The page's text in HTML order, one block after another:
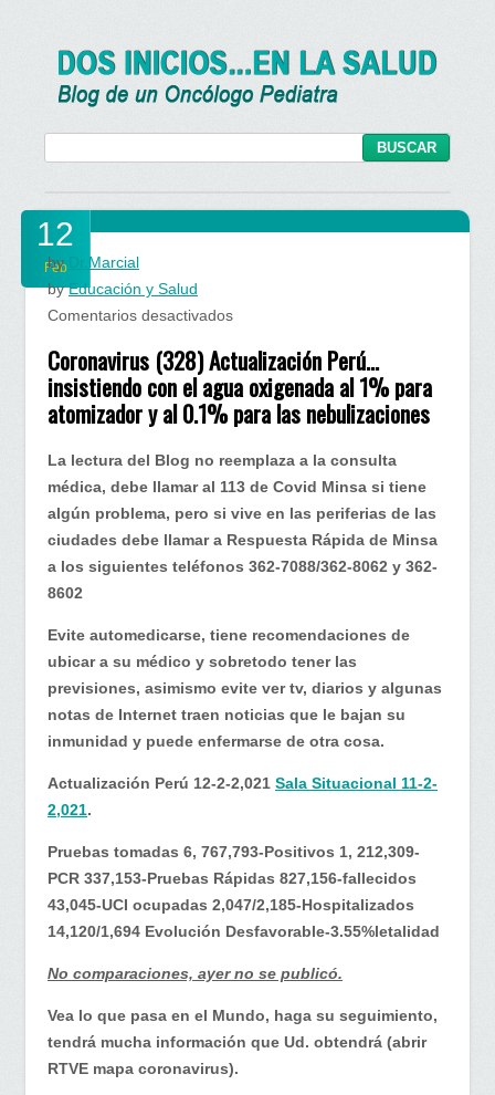
12
Feb
by
Dr.Marcial
byEducación y Salud
Comentarios desactivadosen
Coronavirus (328) Actualización Perú…
insistiendo con el agua oxigenada al 1% para
atomizador y al 0.1% para las nebulizaciones
La lectura del Blog no reemplaza a la consulta
médica, debe llamar al 113 de Covid Minsa si tiene
algún problema, pero si vive en las periferias de las
ciudades debe llamar a Respuesta Rápida de Minsa
a los siguientes teléfonos 362-7088/362-8062 y 362-
8602
Evite automedicarse, tiene recomendaciones de
ubicar a su médico y sobretodo tener las
previsiones, asimismo evite ver tv, diarios y algunas
notas de Internet traen noticias que le bajan su
inmunidad y puede enfermarse de otra cosa.
Actualización Perú 12-2-2,021 Sala Situacional 11-2-
2,021.
Pruebas tomadas 6, 767,793-Positivos 1, 212,309-
PCR 337,153-Pruebas Rápidas 827,156-fallecidos
43,045-UCI ocupadas 2,047/2,185-Hospitalizados
14,120/1,694 Evolución Desfavorable-3.55%letalidad
No comparaciones, ayer no se publicó.
Vea lo que pasa en el Mundo, haga su seguimiento,
tendrá mucha información que Ud. obtendrá (abrir
RTVE mapa coronavirus).